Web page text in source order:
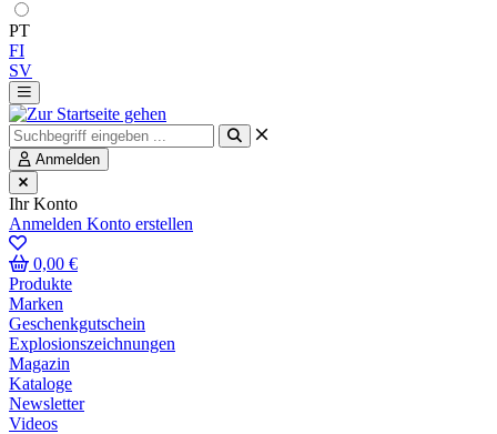
PT
FI
SV
Anmelden
Ihr Konto
Anmelden Konto erstellen
0,00 €
Produkte
Marken
Geschenkgutschein
Explosionszeichnungen
Magazin
Kataloge
Newsletter
Videos